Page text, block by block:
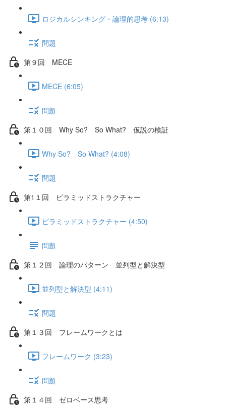
ロジカルシンキング・論理的思考 (6:13)
問題
第９回 MECE
MECE (6:05)
問題
第１０回 Why So? So What? 仮説の検証
Why So? So What? (4:08)
問題
第1１回 ピラミッドストラクチャー
ピラミッドストラクチャー (4:50)
問題
第１２回 論理のパターン 並列型と解決型
並列型と解決型 (4:11)
問題
第１３回 フレームワークとは
フレームワーク (3:23)
問題
第１４回 ゼロベース思考